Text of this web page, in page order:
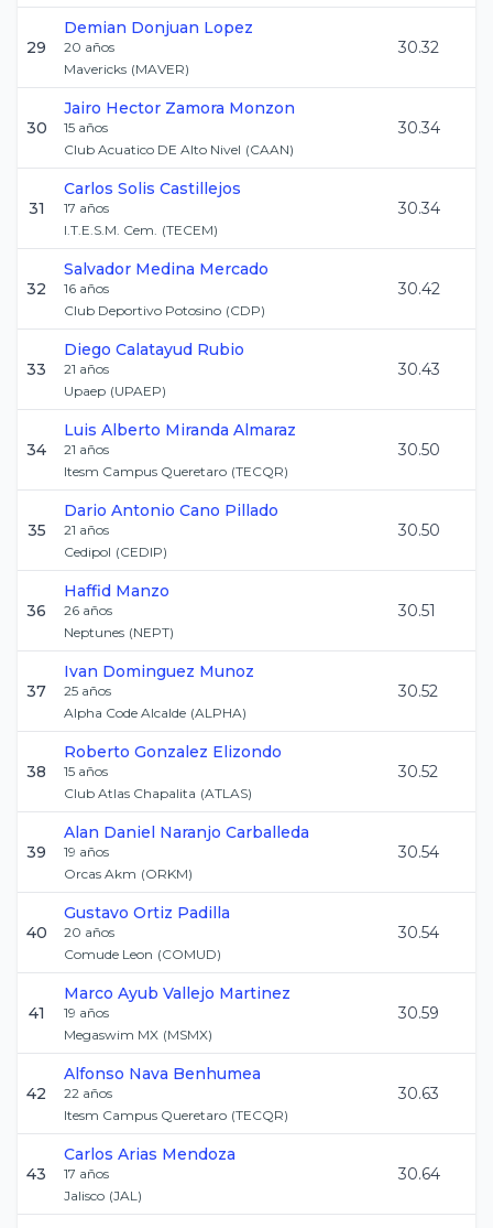
29
Demian Donjuan Lopez
20 años
Mavericks (MAVER)
30.32
30
Jairo Hector Zamora Monzon
15 años
Club Acuatico DE Alto Nivel (CAAN)
30.34
31
Carlos Solis Castillejos
17 años
I.T.E.S.M. Cem. (TECEM)
30.34
32
Salvador Medina Mercado
16 años
Club Deportivo Potosino (CDP)
30.42
33
Diego Calatayud Rubio
21 años
Upaep (UPAEP)
30.43
34
Luis Alberto Miranda Almaraz
21 años
Itesm Campus Queretaro (TECQR)
30.50
35
Dario Antonio Cano Pillado
21 años
Cedipol (CEDIP)
30.50
36
Haffid Manzo
26 años
Neptunes (NEPT)
30.51
37
Ivan Dominguez Munoz
25 años
Alpha Code Alcalde (ALPHA)
30.52
38
Roberto Gonzalez Elizondo
15 años
Club Atlas Chapalita (ATLAS)
30.52
39
Alan Daniel Naranjo Carballeda
19 años
Orcas Akm (ORKM)
30.54
40
Gustavo Ortiz Padilla
20 años
Comude Leon (COMUD)
30.54
41
Marco Ayub Vallejo Martinez
19 años
Megaswim MX (MSMX)
30.59
42
Alfonso Nava Benhumea
22 años
Itesm Campus Queretaro (TECQR)
30.63
43
Carlos Arias Mendoza
17 años
Jalisco (JAL)
30.64